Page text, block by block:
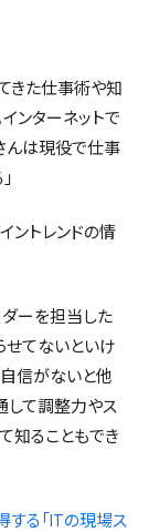
きた仕事術や知
ンターネットで
んは現役で仕事
ントレンドの情
ーを担当した
せてないといけ
自信がないと他
して調整力やス
知ることもでき
する「ITの現場ス